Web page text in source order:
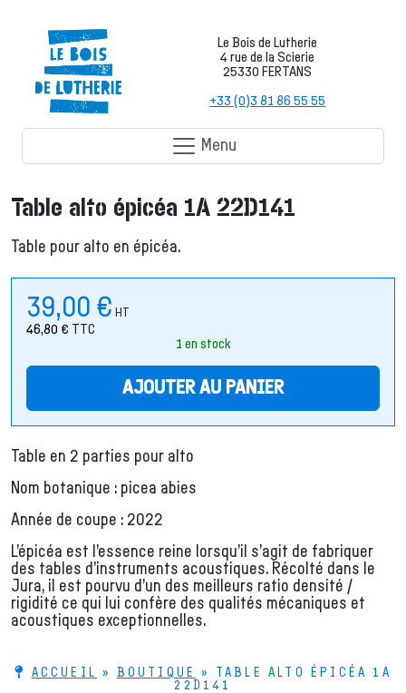
Le Bois de Lutherie
4 rue de la Scierie
25330 FERTANS
+33 (0)3 81 86 55 55
Menu
Table alto épicéa 1A 22D141
Table pour alto en épicéa.
39,00 € HT
46,80 € TTC
1 en stock
AJOUTER AU PANIER
Table en 2 parties pour alto
Nom botanique : picea abies
Année de coupe : 2022
L’épicéa est l’essence reine lorsqu’il s’agit de fabriquer
des tables d’instruments acoustiques. Récolté dans le
Jura, il est pourvu d’un des meilleurs ratio densité /
rigidité ce qui lui confère des qualités mécaniques et
acoustiques exceptionnelles.
ACCUEIL » BOUTIQUE » TABLE ALTO ÉPICÉA 1A
22D141